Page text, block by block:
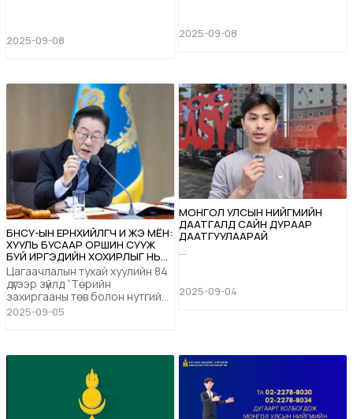
2025-09-08 2025-09-08
БНСУ-ЫН ЕРӨНХИЙЛӨГЧ И ЖЭ МЁН:
ХУУЛЬ БУСААР ОРШИН СУУЖ
БУЙ ИРГЭДИЙН ХОХИРЛЫГ НЬ
БАРАГДУУЛАХГҮЙГЭЭР ШУУД ХӨӨН
ГАРГАЖ БОЛОХГҮЙ
Цагаачлалын тухай хуулийн 84
дүгээр зүйлд “Төрийн
захиргааны төв болон нутгийн
захиргааны байгууллагын
сууж буйг илрүүлсэн тохиолдолд
харьяа Цагаачлалын албанд
эсвэл яаманд мэдэгдэх үүрэгтэй”
гэж заасан байдаг. Энэхүү
хуулийн зохицуулалт...
2025-09-05
МОНГОЛ УЛСЫН НИЙГМИЙН
ДААТГАЛД САЙН ДУРААР
ДААТГУУЛААРАЙ
...
2025-09-04